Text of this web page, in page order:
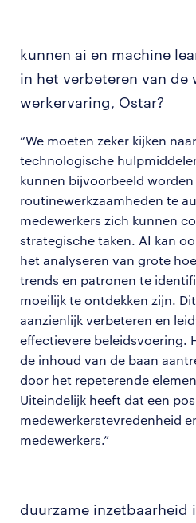
kunnen ai en machine
in het verbeteren van de
werkervaring, Ostar?
“We moeten zeker kijken
technologische
kunnen bijvoorbeeld
routinewerkzaamheden te
medewerkers zich kunnen
strategische taken. AI kan
het analyseren van grote
trends en patronen te
moeilijk te ontdekken zijn.
aanzienlijk verbeteren en
effectievere beleidsvoering.
de inhoud van de baan
door het repeterende
Uiteindelijk heeft dat een
medewerkerstevredenheid
medewerkers.”
duurzame inzetbaarheid